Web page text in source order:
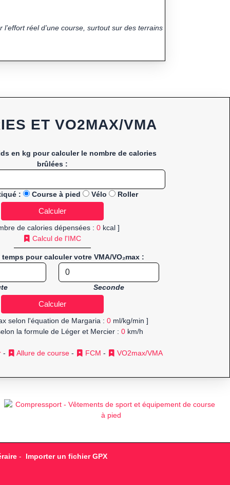
réel d’une course, surtout sur des terrains
ET VO2MAX/VMA
en kg pour calculer le nombre de calories
brûlées :
: Course à pied Vélo Roller
de calories dépensées : 0 kcal ]
Calcul de l'IMC
pour calculer votre VMA/VO₂max :
Seconde
selon l'équation de Margaria : 0ml/kg/min ]
la formule de Léger et Mercier : 0 km/h
- Allure de course- FCM - VO2max/VMA
- Importer un fichier GPX